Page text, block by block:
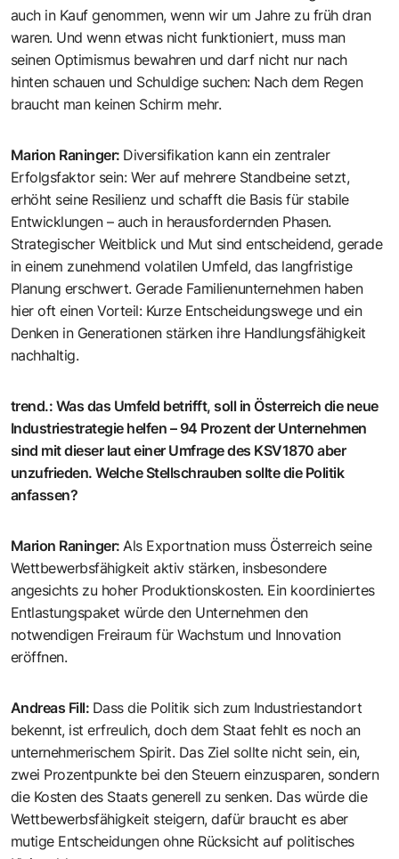
auch in Kauf genommen, wenn wir um Jahre zu früh dran
waren. Und wenn etwas nicht funktioniert, muss man
seinen Optimismus bewahren und darf nicht nur nach
hinten schauen und Schuldige suchen: Nach dem Regen
braucht man keinen Schirm mehr.
Marion Raninger: Diversifikation kann ein zentraler
Erfolgsfaktor sein: Wer auf mehrere Standbeine setzt,
erhöht seine Resilienz und schafft die Basis für stabile
Entwicklungen – auch in herausfordernden Phasen.
Strategischer Weitblick und Mut sind entscheidend, gerade
in einem zunehmend volatilen Umfeld, das langfristige
Planung erschwert. Gerade Familienunternehmen haben
hier oft einen Vorteil: Kurze Entscheidungswege und ein
Denken in Generationen stärken ihre Handlungsfähigkeit
nachhaltig.
trend.: Was das Umfeld betrifft, soll in Österreich die neue
Industriestrategie helfen – 94 Prozent der Unternehmen
sind mit dieser laut einer Umfrage des KSV1870 aber
unzufrieden. Welche Stellschrauben sollte die Politik
anfassen?
Marion Raninger: Als Exportnation muss Österreich seine
Wettbewerbsfähigkeit aktiv stärken, insbesondere
angesichts zu hoher Produktionskosten. Ein koordiniertes
Entlastungspaket würde den Unternehmen den
notwendigen Freiraum für Wachstum und Innovation
eröffnen.
Andreas Fill: Dass die Politik sich zum Industriestandort
bekennt, ist erfreulich, doch dem Staat fehlt es noch an
unternehmerischem Spirit. Das Ziel sollte nicht sein, ein,
zwei Prozentpunkte bei den Steuern einzusparen, sondern
die Kosten des Staats generell zu senken. Das würde die
Wettbewerbsfähigkeit steigern, dafür braucht es aber
mutige Entscheidungen ohne Rücksicht auf politisches